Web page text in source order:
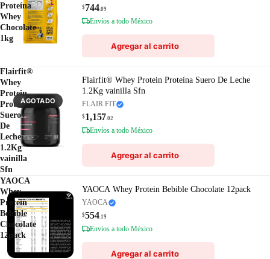
Proteína
Whey
Chocolate
1kg
$744.09
Envíos a todo México
Agregar al carrito
Flairfit®
Whey
Protein
Proteína
Suero
De
Leche
1.2Kg
vainilla
Sfn
AGOTADO
Flairfit® Whey Protein Proteína Suero De Leche
1.2Kg vainilla Sfn
FLAIR FIT
$1,157.02
Envíos a todo México
Agregar al carrito
YAOCA
Whey
Protein
Bebible
Chocolate
12pack
YAOCA Whey Protein Bebible Chocolate 12pack
YAOCA
$554.19
Envíos a todo México
Agregar al carrito